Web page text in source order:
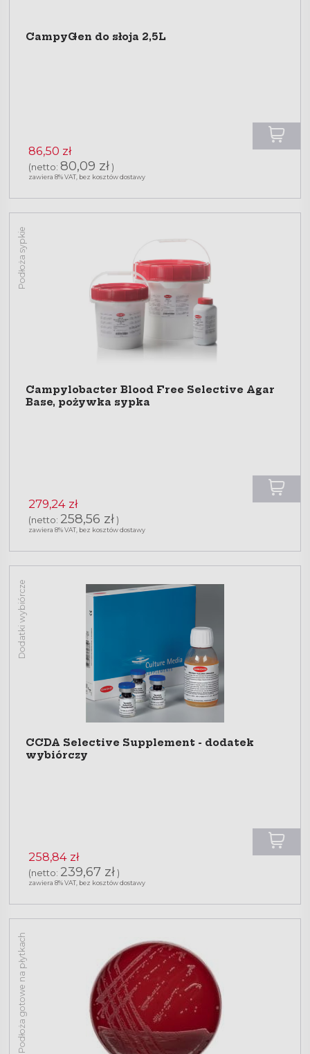
CampyGen do słoja 2,5L
86,50 zł
(netto: 80,09 zł)
zawiera 8% VAT, bez kosztów dostawy
Campylobacter Blood Free Selective Agar
Base, pożywka sypka
Podłoża sypkie
279,24 zł
(netto: 258,56 zł)
zawiera 8% VAT, bez kosztów dostawy
CCDA Selective Supplement - dodatek
wybiórczy
Dodatki wybiórcze
258,84 zł
(netto: 239,67 zł)
zawiera 8% VAT, bez kosztów dostawy
Podłoża gotowe na płytkach